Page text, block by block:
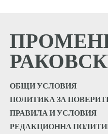
ОБЩИ УСЛОВИЯ
ПОЛИТИКА ЗА
ПРАВИЛА И УСЛОВИЯ
РЕДАКЦИОННА